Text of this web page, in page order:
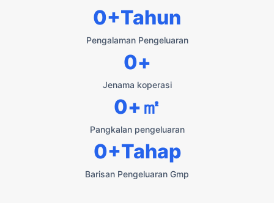
Pengalaman Pengeluaran
0+Tahun
Jenama koperasi
0+
Pangkalan pengeluaran
0+㎡
Barisan Pengeluaran Gmp
0+Tahap